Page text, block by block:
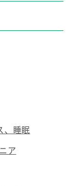
、睡眠
ア